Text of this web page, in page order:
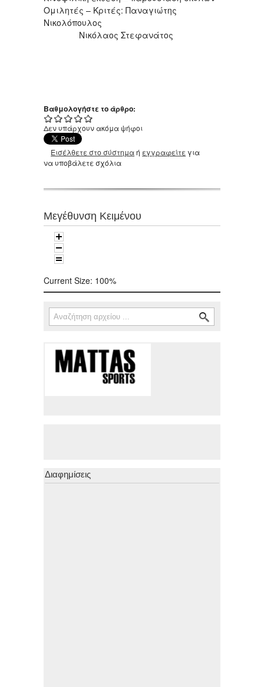
Ομιλητές – Κριτές: Παναγιώτης
Νικολόπουλος
Νικόλαος Στεφανάτος
Βαθμολογήστε το άρθρο:
Δεν υπάρχουν ακόμα ψήφοι
Εισέλθετε στο σύστημαή εγγραφείτε για
να υποβάλετε σχόλια
Μεγέθυνση Κειμένου
Current Size: 100%
Φόρμα αναζήτησης
Αναζήτηση
Διαφημίσεις